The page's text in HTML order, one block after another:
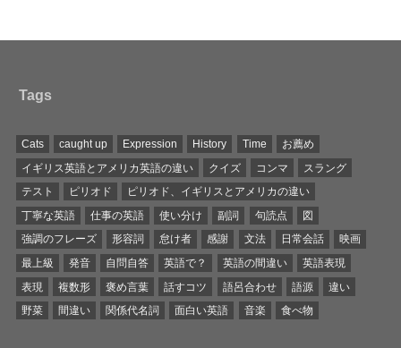
Tags
Cats caught up Expression History Time
お薦め
イギリス英語とアメリカ英語の違い
クイズ コンマ
スラング
テスト
ピリオド
ピリオド、イギリスとアメリカの違い
丁寧な英語
仕事の英語 使い分け 副詞 句読点
図
強調のフレーズ
形容詞 怠け者 感謝 文法 日常会話
映画
最上級
発音 自問自答 英語で？ 英語の間違い
英語表現
表現
複数形 褒め言葉 話すコツ 語呂合わせ 語源
違い
野菜
間違い 関係代名詞 面白い英語 音楽 食べ物